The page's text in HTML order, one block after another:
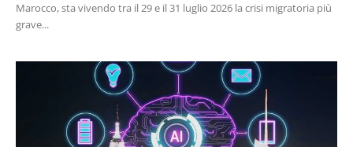
Marocco, sta vivendo tra il 29 e il 31 luglio 2026 la crisi migratoria più
grave...